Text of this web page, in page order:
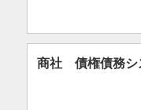
商社 債権債務シ